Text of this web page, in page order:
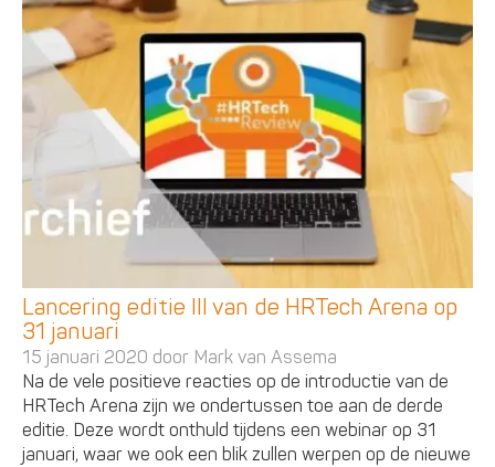
Lancering editie III van de HRTech Arena op
31 januari
15 januari 2020 door Mark van Assema
Na de vele positieve reacties op de introductie van de
HRTech Arena zijn we ondertussen toe aan de derde
editie. Deze wordt onthuld tijdens een webinar op 31
januari, waar we ook een blik zullen werpen op de nieuwe